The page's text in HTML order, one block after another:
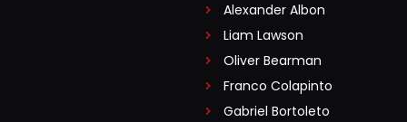
Alexander Albon
Liam Lawson
Oliver Bearman
Franco Colapinto
Gabriel Bortoleto